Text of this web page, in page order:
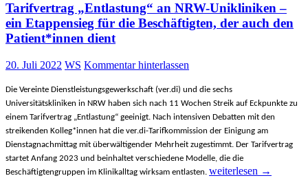
mir
tatsächlich
wünschen,
dass
Polizei
Zugriff
auf
Gesundheitsdaten
bekommen
kann“
Tarifvertrag „Entlastung“ an NRW-Unikliniken –
ein Etappensieg für die Beschäftigten, der auch den
Patient*innen dient
20. Juli 2022 WS Kommentar hinterlassen
Die Vereinte Dienstleistungsgewerkschaft (ver.di) und die sechs
Universitätskliniken in NRW haben sich nach 11 Wochen Streik auf Eckpunkte zu
einem Tarifvertrag „Entlastung“ geeinigt. Nach intensiven Debatten mit den
streikenden Kolleg*innen hat die ver.di-Tarifkommission der Einigung am
Dienstagnachmittag mit überwältigender Mehrheit zugestimmt. Der Tarifvertrag
startet Anfang 2023 und beinhaltet verschiedene Modelle, die die
Beschäftigtengruppen im Klinikalltag wirksam entlasten. Tarifvertrag
weiterlesen →